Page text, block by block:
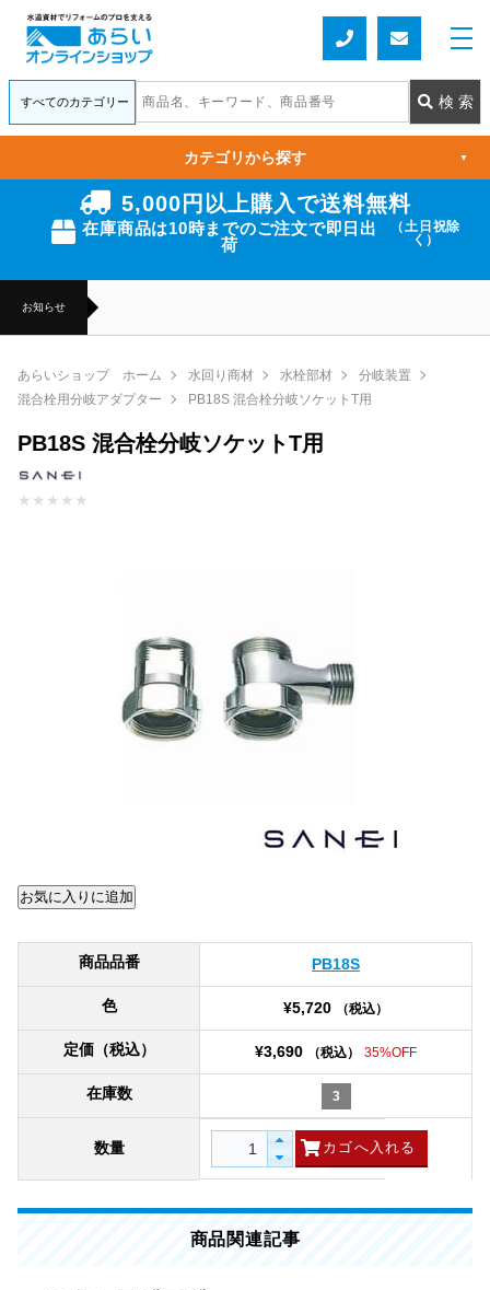
5,000円以上購入で送料無料
在庫商品は10時までのご注文で即日出
荷
（土日祝除
く）
お知らせ
カテゴリから探す ▼
あらいショップ ホーム 水回り商材 水栓部材
分岐装置
混合栓用分岐アダプター
PB18S 混合栓分岐ソケットT用
PB18S 混合栓分岐ソケットT用
★ ★ ★ ★ ★
商品品番 PB18S
色 ¥5,720 （税込）
定価（税込） ¥3,690 （税込） 35%OFF
在庫数 3
数量
商品関連記事